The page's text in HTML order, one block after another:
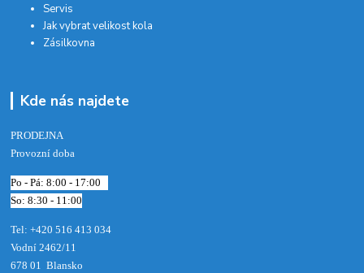
Servis
Jak vybrat velikost kola
Zásilkovna
Kde nás najdete
PRODEJNA
Provozní doba
Po - Pá: 8:00 - 17:00
So: 8:30 - 11:00
Tel: +420 516 413 034‬
Vodní 2462/11
678 01 Blansko